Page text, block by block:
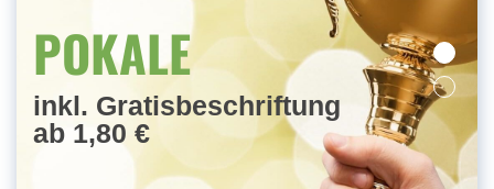
POKALE
inkl. Gratisbeschriftung
ab 1,80 €
MEDAILLEN